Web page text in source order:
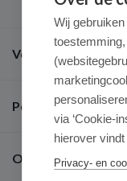
Veel gestelde
Populaire merken
Over ons
Wij
via ‘Cookie-
hierover
Privacy- en